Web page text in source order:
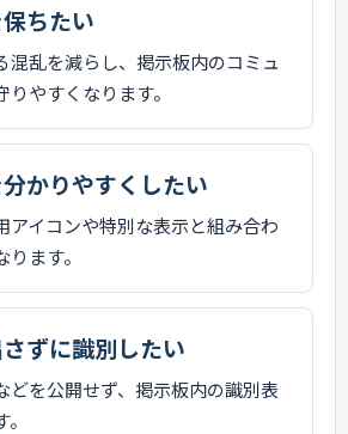
ちたい
混乱を減らし、掲示板内のコミュ
やすくなります。
かりやすくしたい
アイコンや特別な表示と組み合わ
ます。
ずに識別したい
どを公開せず、掲示板内の識別表